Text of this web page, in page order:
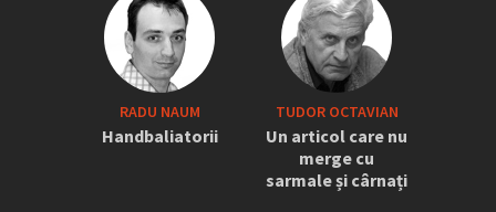
RADU NAUM
Handbaliatorii
TUDOR OCTAVIAN
Un articol care nu
merge cu
sarmale și cârnați